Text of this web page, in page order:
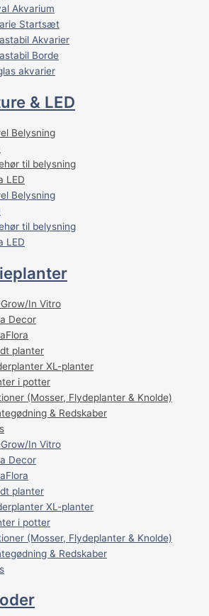
Akvarium
Startsæt
Akvarier
Borde
akvarier
& LED
Belysning
til belysning
LED
Belysning
til belysning
LED
In Vitro
Decor
planter
XL-planter
i potter
(Mosser, Flydeplanter & Knolde)
& Redskaber
In Vitro
Decor
planter
XL-planter
i potter
(Mosser, Flydeplanter & Knolde)
& Redskaber